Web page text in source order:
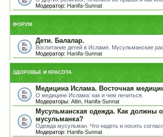
Модератор: Hanifa-Sunnat
ФОРУМ
Дети. Балалар.
Воспитание детей в Исламе. Мусульманские
Модератор: Hanifa-Sunnat
ЗДОРОВЬЕ И КРАСОТА
Медицина Ислама. Восточная
О медицине Ислама: как и чем лечиться.
Модераторы: Altin Hanifa-Sunnat
Мусульманская одежда. Как должны
мусульманка?
Одежда мусульман. Что надеть и носить
Модератор: Hanifa-Sunnat